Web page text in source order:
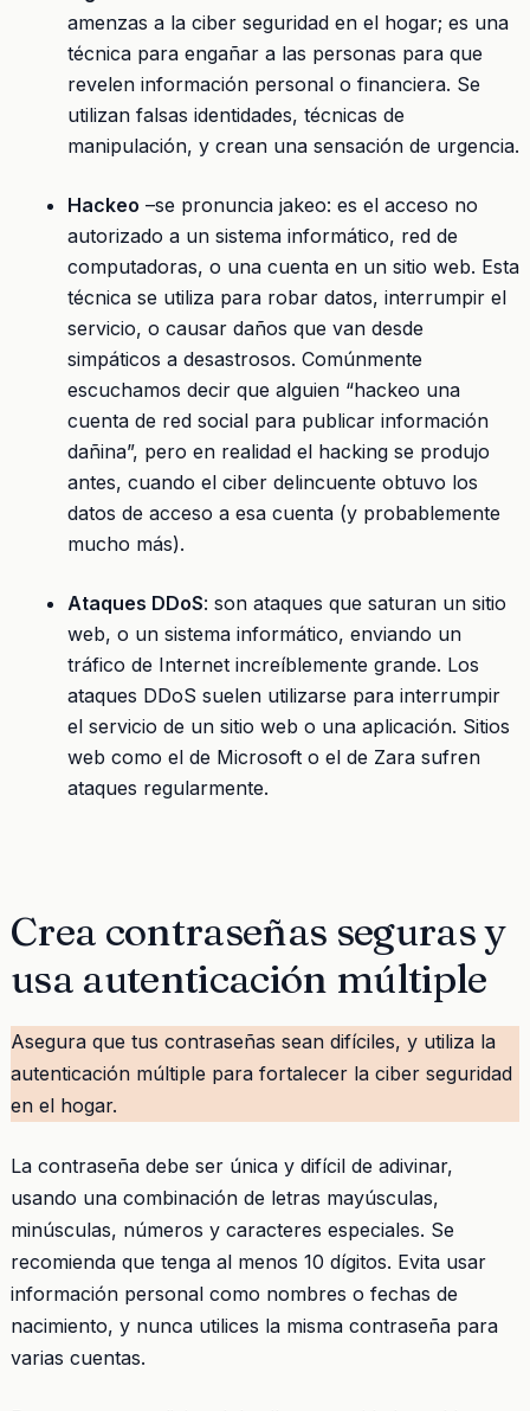
amenzas a la ciber seguridad en el hogar; es una
técnica para engañar a las personas para que
revelen información personal o financiera. Se
utilizan falsas identidades, técnicas de
manipulación, y crean una sensación de urgencia.
Hackeo –se pronuncia jakeo: es el acceso no
autorizado a un sistema informático, red de
computadoras, o una cuenta en un sitio web. Esta
técnica se utiliza para robar datos, interrumpir el
servicio, o causar daños que van desde
simpáticos a desastrosos. Comúnmente
escuchamos decir que alguien “hackeo una
cuenta de red social para publicar información
dañina”, pero en realidad el hacking se produjo
antes, cuando el ciber delincuente obtuvo los
datos de acceso a esa cuenta (y probablemente
mucho más).
Ataques DDoS: son ataques que saturan un sitio
web, o un sistema informático, enviando un
tráfico de Internet increíblemente grande. Los
ataques DDoS suelen utilizarse para interrumpir
el servicio de un sitio web o una aplicación. Sitios
web como el de Microsoft o el de Zara sufren
ataques regularmente.
Crea contraseñas seguras y
usa autenticación múltiple
Asegura que tus contraseñas sean difíciles, y utiliza la
autenticación múltiple para fortalecer la ciber seguridad
en el hogar.
La contraseña debe ser única y difícil de adivinar,
usando una combinación de letras mayúsculas,
minúsculas, números y caracteres especiales. Se
recomienda que tenga al menos 10 dígitos. Evita usar
información personal como nombres o fechas de
nacimiento, y nunca utilices la misma contraseña para
varias cuentas.